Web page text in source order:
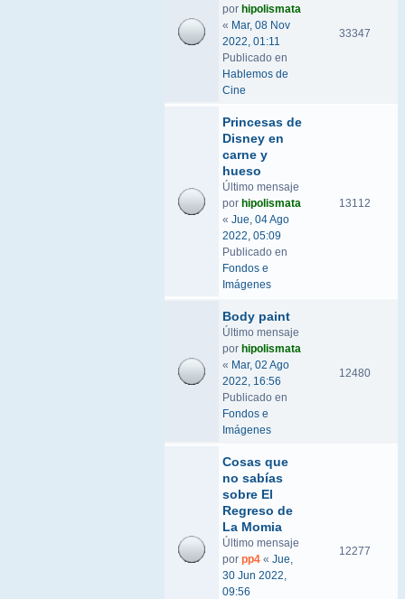
por hipolismata
« Mar, 08 Nov
2022, 01:11
Publicado en
Hablemos de
Cine
33347
Princesas de
Disney en
carne y
hueso
Último mensaje
por hipolismata
« Jue, 04 Ago
2022, 05:09
Publicado en
Fondos e
Imágenes
13112
Body paint
Último mensaje
por hipolismata
« Mar, 02 Ago
2022, 16:56
Publicado en
Fondos e
Imágenes
12480
Cosas que
no sabías
sobre El
Regreso de
La Momia
Último mensaje
por pp4 « Jue,
30 Jun 2022,
09:56
12277